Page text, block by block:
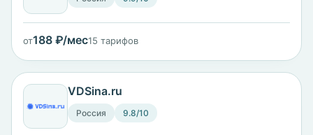
от188 ₽/мес15 тарифов
VDSina.ru
Россия 9.8/10